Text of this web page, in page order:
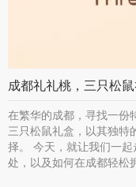
成都礼礼桃，三只松鼠
在繁华的成都，寻找一份
三只松鼠礼盒，以其独特
择。 今天，就让我们一
处，以及如何在成都轻松